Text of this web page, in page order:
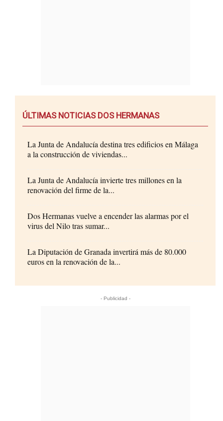
ÚLTIMAS NOTICIAS DOS HERMANAS
La Junta de Andalucía destina tres edificios en Málaga
a la construcción de viviendas...
La Junta de Andalucía invierte tres millones en la
renovación del firme de la...
Dos Hermanas vuelve a encender las alarmas por el
virus del Nilo tras sumar...
La Diputación de Granada invertirá más de 80.000
euros en la renovación de la...
- Publicidad -